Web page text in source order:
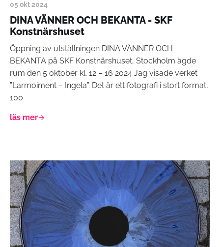
05 okt 2024
DINA VÄNNER OCH BEKANTA - SKF
Konstnärshuset
Öppning av utställningen DINA VÄNNER OCH
BEKANTA på SKF Konstnärshuset, Stockholm ägde
rum den 5 oktober kl. 12 – 16 2024 Jag visade verket
”Larmoiment – Ingela”. Det är ett fotografi i stort format,
100
läs mer